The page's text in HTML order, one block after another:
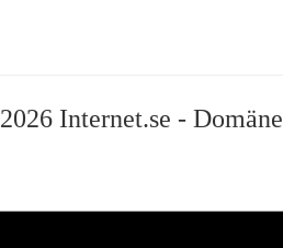
2026 Internet.se -